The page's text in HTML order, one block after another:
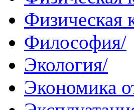
Физическая
Философия/
Экология/
Экономика